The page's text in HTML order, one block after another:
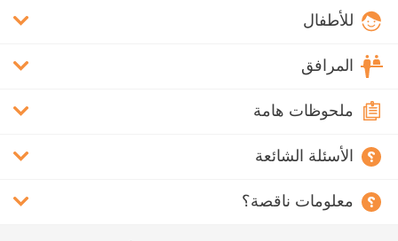
للأطفال
المرافق
ملحوظات هامة
الأسئلة الشائعة
معلومات ناقصة؟